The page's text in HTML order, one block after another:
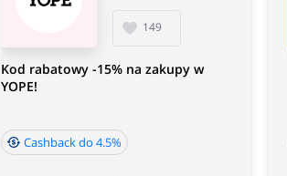
149
Kod rabatowy -15% na zakupy w
YOPE!
Cashback do 4.5%